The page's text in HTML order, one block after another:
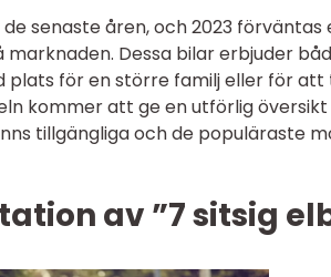
senaste åren, och 2023 förväntas
Dessa bilar erbjuder
plats för en större familj eller för
kommer att ge en utförlig
tillgängliga och de populäraste
av ”7 sitsig